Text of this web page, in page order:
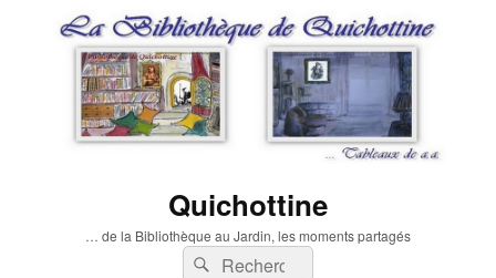
Quichottine
… de la Bibliothèque au Jardin, les moments partagés
Recherche :
Rechercher